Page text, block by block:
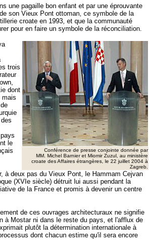
une pagaille bon enfant et par une éprouvante
son Vieux Pont ottoman, ce symbole de la
croate en 1993, et que la communauté
pour en faire un symbole de la réconciliation.
Conférence de presse conjointe donnée par
MM. Michel Barnier et Miomir Zuzul, au ministère
croate des Affaires étrangères, le 22 juillet 2004 à
Zagreb.
trois
dont
mais
le
à deux pas du Vieux Pont, le Hammam Cejvan
(XVIe siècle) détruit lui aussi pendant la
de la France et promis à devenir un centre
de ces ouvrages architecturaux ne signifie
à Mostar ni dans le reste du pays, et l'afflux de
plutôt la détermination internationale à
dont chacun estime qu'il sera encore